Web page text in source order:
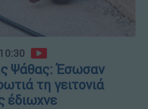
Ψάθας: Έσωσαν
τη γειτονιά
έδιωχνε